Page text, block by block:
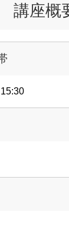
講座概